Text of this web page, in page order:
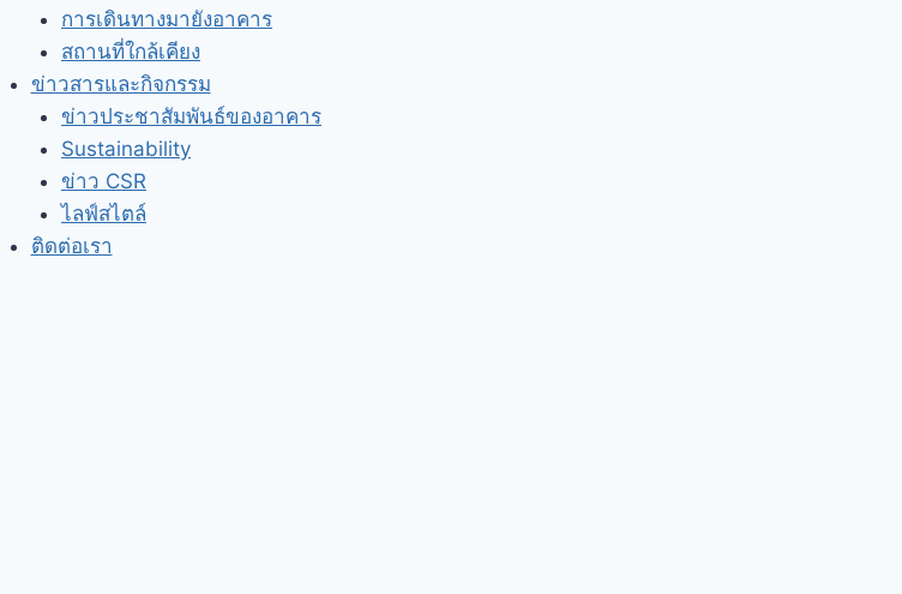
การเดินทางมายังอาคาร
สถานที่ใกล้เคียง
ข่าวสารและกิจกรรม
ข่าวประชาสัมพันธ์ของอาคาร
Sustainability
ข่าว CSR
ไลฟ์สไตล์
ติดต่อเรา